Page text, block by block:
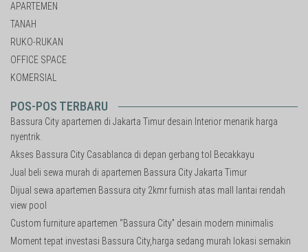
APARTEMEN
TANAH
RUKO-RUKAN
OFFICE SPACE
KOMERSIAL
POS-POS TERBARU
Bassura City apartemen di Jakarta Timur desain Interior menarik harga
nyentrik.
Akses Bassura City Casablanca di depan gerbang tol Becakkayu
Jual beli sewa murah di apartemen Bassura City Jakarta Timur
Dijual sewa apartemen Bassura city 2kmr furnish atas mall lantai rendah
view pool
Custom furniture apartemen “Bassura City” desain modern minimalis
Moment tepat investasi Bassura City,harga sedang murah lokasi semakin